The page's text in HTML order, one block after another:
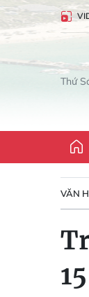
Thứ
VĂN